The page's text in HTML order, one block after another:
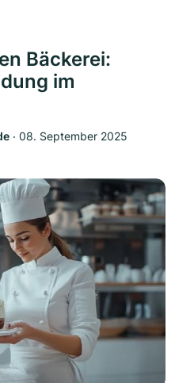
Bäckerei:
im
‧ 08. September 2025